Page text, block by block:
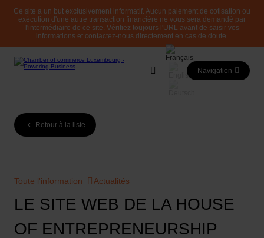
Ce site a un but exclusivement informatif. Aucun paiement de cotisation ou
exécution d'une autre transaction financière ne vous sera demandé par
l'intermédiaire de ce site. Vérifiez toujours l'URL avant de saisir vos
informations et contactez-nous directement en cas de doute.
Navigation
Retour à la liste
Toute l'information Actualités
LE SITE WEB DE LA HOUSE
OF ENTREPRENEURSHIP